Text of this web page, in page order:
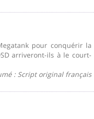
pour conquérir la
arriveront-ils à le court-
: Script original français